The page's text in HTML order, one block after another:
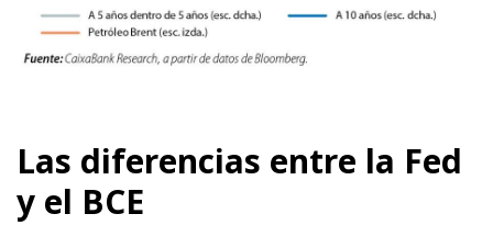
Las diferencias entre la Fed
y el BCE